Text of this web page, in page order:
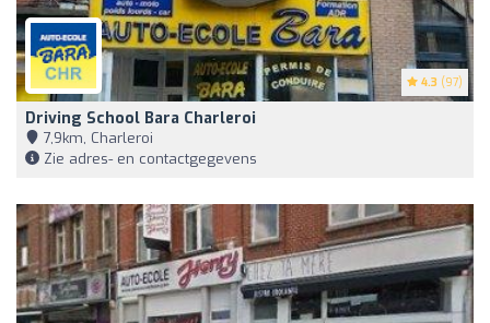
4.3 (97)
Driving School Bara Charleroi
7,9km, Charleroi
Zie adres- en contactgegevens